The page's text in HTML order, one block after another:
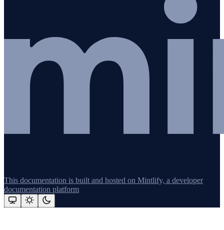
This documentation is built and hosted on Mintlify, a developer
documentation platform